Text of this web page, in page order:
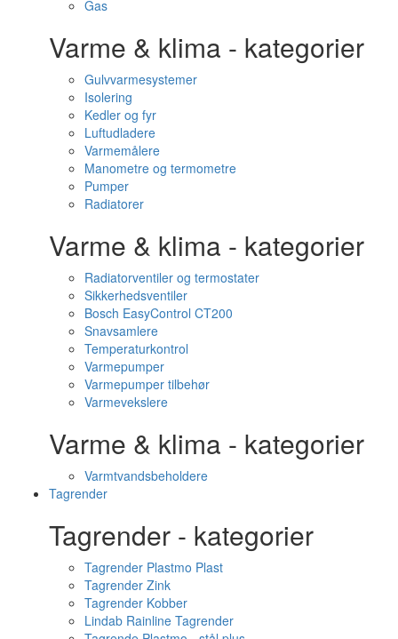
Gas
Varme & klima - kategorier
Gulvvarmesystemer
Isolering
Kedler og fyr
Luftudladere
Varmemålere
Manometre og termometre
Pumper
Radiatorer
Varme & klima - kategorier
Radiatorventiler og termostater
Sikkerhedsventiler
Bosch EasyControl CT200
Snavsamlere
Temperaturkontrol
Varmepumper
Varmepumper tilbehør
Varmevekslere
Varme & klima - kategorier
Varmtvandsbeholdere
Tagrender
Tagrender - kategorier
Tagrender Plastmo Plast
Tagrender Zink
Tagrender Kobber
Lindab Rainline Tagrender